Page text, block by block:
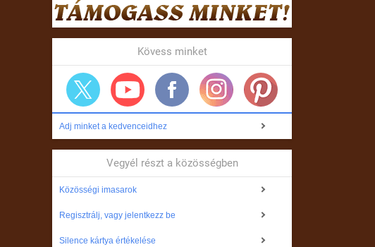
Kövess minket
Adj minket a kedvenceidhez
Vegyél részt a közösségben
Közösségi imasarok
Regisztrálj, vagy jelentkezz be
Silence kártya értékelése